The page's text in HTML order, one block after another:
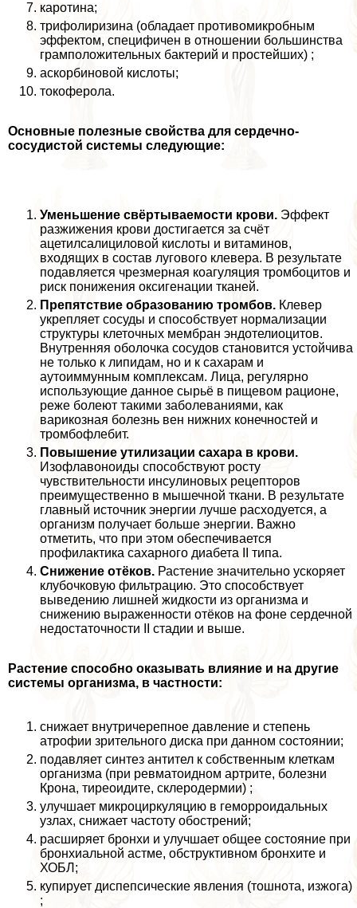
каротина;
трифолиризина (обладает противомикробным
эффектом, специфичен в отношении большинства
грамположительных бактерий и простейших) ;
аскорбиновой кислоты;
токоферола.
Основные полезные свойства для сердечно-
сосудистой системы следующие:
Уменьшение свёртываемости крови. Эффект
разжижения крови достигается за счёт
ацетилсалициловой кислоты и витаминов,
входящих в состав лугового клевера. В результате
подавляется чрезмерная коагуляция тромбоцитов и
риск понижения оксигенации тканей.
Препятствие образованию тромбов. Клевер
укрепляет сосуды и способствует нормализации
структуры клеточных мембран эндотелиоцитов.
Внутренняя оболочка сосудов становится устойчива
не только к липидам, но и к сахарам и
аутоиммунным комплексам. Лица, регулярно
использующие данное сырьё в пищевом рационе,
реже болеют такими заболеваниями, как
варикозная болезнь вен нижних конечностей и
тромбофлебит.
Повышение утилизации сахара в крови.
Изофлавоноиды способствуют росту
чувствительности инсулиновых рецепторов
преимущественно в мышечной ткани. В результате
главный источник энергии лучше расходуется, а
организм получает больше энергии. Важно
отметить, что при этом обеспечивается
профилактика сахарного диабета II типа.
Снижение отёков. Растение значительно ускоряет
клубочковую фильтрацию. Это способствует
выведению лишней жидкости из организма и
снижению выраженности отёков на фоне сердечной
недостаточности II стадии и выше.
Растение способно оказывать влияние и на другие
системы организма, в частности:
снижает внутричерепное давление и степень
атрофии зрительного диска при данном состоянии;
подавляет синтез антител к собственным клеткам
организма (при ревматоидном артрите, болезни
Крона, тиреоидите, склеродермии) ;
улучшает микроциркуляцию в геморроидальных
узлах, снижает частоту обострений;
расширяет бронхи и улучшает общее состояние при
бронхиальной астме, обструктивном бронхите и
ХОБЛ;
купирует диспепсические явления (тошнота, изжога)
;